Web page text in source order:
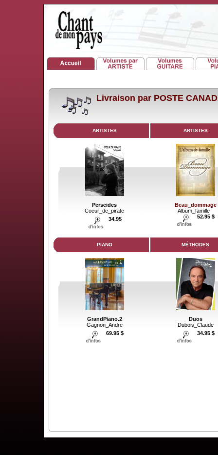
Livraison par POSTE
ARTISTES ARTISTES
Perseides
Coeur_de_pirate
34.95
Beau_dommage
Album_famille
52.95 $
PIANO MÉTHODES
GrandPiano.2
Gagnon_Andre
69.95 $
Duos
Dubois_Claude
34.95 $